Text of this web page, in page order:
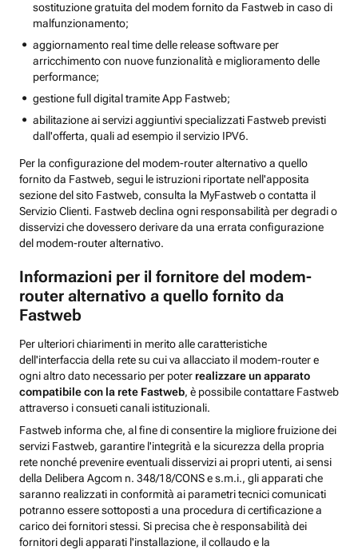
sostituzione gratuita del modem fornito da Fastweb in caso di
malfunzionamento;
aggiornamento real time delle release software per
arricchimento con nuove funzionalità e miglioramento delle
performance;
gestione full digital tramite App Fastweb;
abilitazione ai servizi aggiuntivi specializzati Fastweb previsti
dall'offerta, quali ad esempio il servizio IPV6.
Per la configurazione del modem-router alternativo a quello
fornito da Fastweb, segui le istruzioni riportate nell'apposita
sezione del sito Fastweb, consulta la MyFastweb o contatta il
Servizio Clienti. Fastweb declina ogni responsabilità per degradi o
disservizi che dovessero derivare da una errata configurazione
del modem-router alternativo.
Informazioni per il fornitore del modem-
router alternativo a quello fornito da
Fastweb
Per ulteriori chiarimenti in merito alle caratteristiche
dell'interfaccia della rete su cui va allacciato il modem-router e
ogni altro dato necessario per poter realizzare un apparato
compatibile con la rete Fastweb, è possibile contattare Fastweb
attraverso i consueti canali istituzionali.
Fastweb informa che, al fine di consentire la migliore fruizione dei
servizi Fastweb, garantire l'integrità e la sicurezza della propria
rete nonché prevenire eventuali disservizi ai propri utenti, ai sensi
della Delibera Agcom n. 348/18/CONS e s.m.i., gli apparati che
saranno realizzati in conformità ai parametri tecnici comunicati
potranno essere sottoposti a una procedura di certificazione a
carico dei fornitori stessi. Si precisa che è responsabilità dei
fornitori degli apparati l'installazione, il collaudo e la